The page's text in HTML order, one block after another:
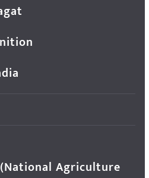
(National Agriculture